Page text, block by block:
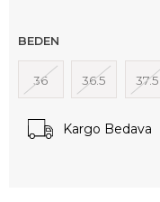
BEDEN
36 36.5 37.5
Kargo Bedava